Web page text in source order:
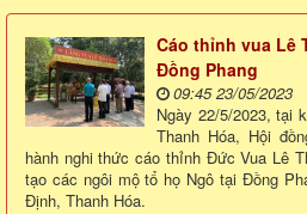
Cáo thỉnh vua Lê
Đồng Phang
09:45 23/05/2023
Ngày 22/5/2023, tại
Thanh Hóa, Hội
hành nghi thức cáo thỉnh Đức Vua Lê
tạo các ngôi mộ tổ họ Ngô tại Đồng
Định, Thanh Hóa.